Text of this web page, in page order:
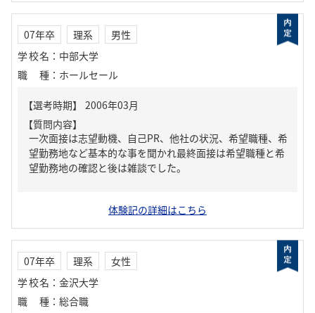
07年卒 理系
男性
学校名 ： 中部大学
職種 ： ホールセール
【質問内容】
一次面接は志望動機、自己PR、他社の状況、希望職種、希
望勤務地など基本的な事を聞かれ最終面接は希望職種と希
望勤務地の確認と後は雑談でした。
体験記の詳細はこちら
07年卒 理系
女性
学校名 ： 金沢大学
職種 ： 総合職